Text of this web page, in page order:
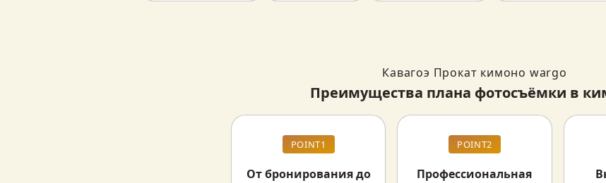
Кавагоэ Прокат кимоно wargo
Преимущества плана фотосъёмки в
POINT1
От бронирования до
POINT2
Профессиональная